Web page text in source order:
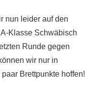
nun leider auf den
Klasse Schwäbisch
Runde gegen
wir nur in
Brettpunkte hoffen!